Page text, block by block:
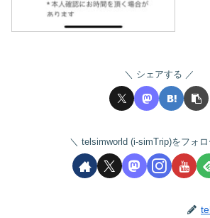
シェアする
telsimworld (i-simTrip)をフォ